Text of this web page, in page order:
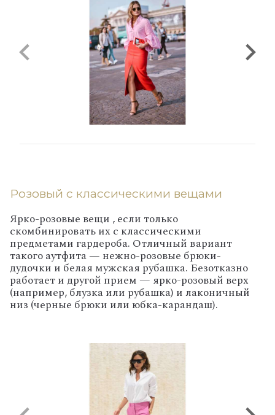
Розовый с классическими вещами
Ярко-розовые вещи , если только
скомбинировать их с классическими
предметами гардероба. Отличный вариант
такого аутфита — нежно-розовые брюки-
дудочки и белая мужская рубашка. Безотказно
работает и другой прием — ярко-розовый верх
(например, блузка или рубашка) и лаконичный
низ (черные брюки или юбка-карандаш).